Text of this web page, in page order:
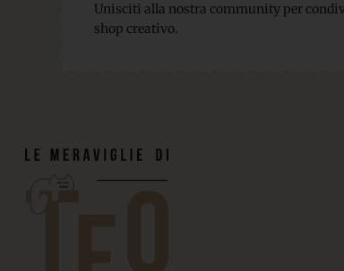
Unisciti alla nostra community per
shop creativo.